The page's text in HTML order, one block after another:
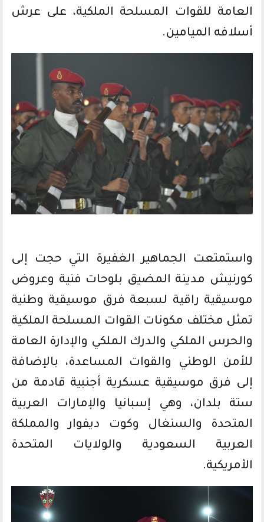
العامة للقوات المسلحة الملكية، على عرش
أسلافه الميامين.
واستمتعت الجماهير الغفيرة التي حجت إلى
كورنيش مدينة المضيق بلوحات فنية وعروض
موسيقية راقية لسبعة فرق موسيقية وطنية
تمثل مختلف مكونات القوات المسلحة الملكية
والحرس الملكي والدرك الملكي والإدارة العامة
للأمن الوطني والقوات المساعدة، بالإضافة
إلى فرق موسيقية عسكرية أجنبية قادمة من
ستة بلدان، وهي إسبانيا والإمارات العربية
المتحدة والسنغال وكوت ديفوار والمملكة
العربية السعودية والولايات المتحدة
الأمريكية.